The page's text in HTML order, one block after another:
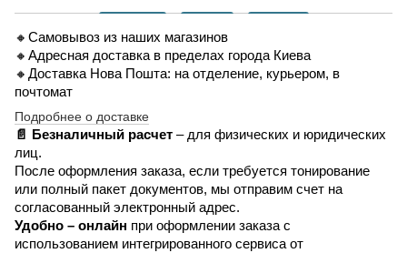
🔸Самовывоз из наших магазинов
🔸Адресная доставка в пределах города Киева
🔸Доставка Нова Пошта: на отделение, курьером, в
почтомат
Подробнее о доставке
📄 Безналичный расчет – для физических и юридических
лиц.
После оформления заказа, если требуется тонирование
или полный пакет документов, мы отправим счет на
согласованный электронный адрес.
Удобно – онлайн при оформлении заказа с
использованием интегрированного сервиса от